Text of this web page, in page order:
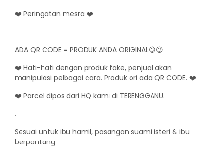
❤️ Peringatan mesra ❤️
ADA QR CODE = PRODUK ANDA ORIGINAL😉😉
❤️ Hati-hati dengan produk fake, penjual akan
manipulasi pelbagai cara. Produk ori ada QR CODE. ❤️
❤️ Parcel dipos dari HQ kami di TERENGGANU.
.
Sesuai untuk ibu hamil, pasangan suami isteri & ibu
berpantang